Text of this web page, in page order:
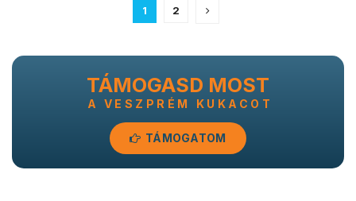
1 2
TÁMOGASD MOST
A VESZPRÉM KUKACOT
TÁMOGATOM